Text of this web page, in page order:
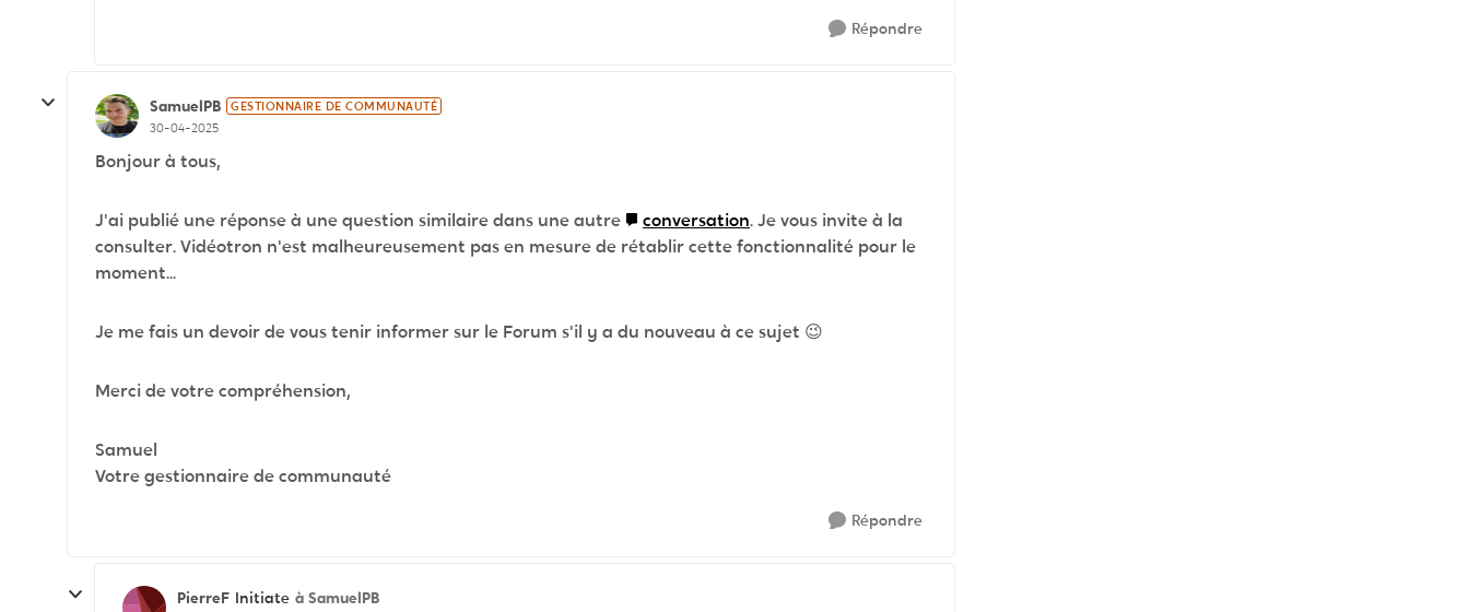
Répondre
SamuelPB GESTIONNAIRE DE COMMUNAUTÉ
30-04-2025
Bonjour à tous,
J'ai publié une réponse à une question similaire dans une autre conversation. Je vous invite à la
consulter. Vidéotron n'est malheureusement pas en mesure de rétablir cette fonctionnalité pour le
moment...
Je me fais un devoir de vous tenir informer sur le Forum s'il y a du nouveau à ce sujet 😉
Merci de votre compréhension,
Samuel
Votre gestionnaire de communauté
Répondre
PierreF Initiate à SamuelPB